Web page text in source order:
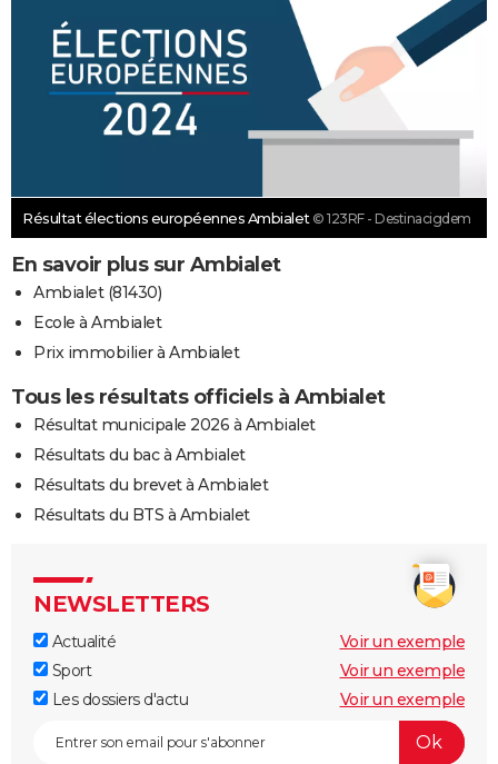
Résultat élections européennes Ambialet © 123RF - Destinacigdem
En savoir plus sur Ambialet
Ambialet (81430)
Ecole à Ambialet
Prix immobilier à Ambialet
Tous les résultats officiels à Ambialet
Résultat municipale 2026 à Ambialet
Résultats du bac à Ambialet
Résultats du brevet à Ambialet
Résultats du BTS à Ambialet
NEWSLETTERS
Actualité
Voir un exemple
Sport
Voir un exemple
Les dossiers d'actu
Voir un exemple